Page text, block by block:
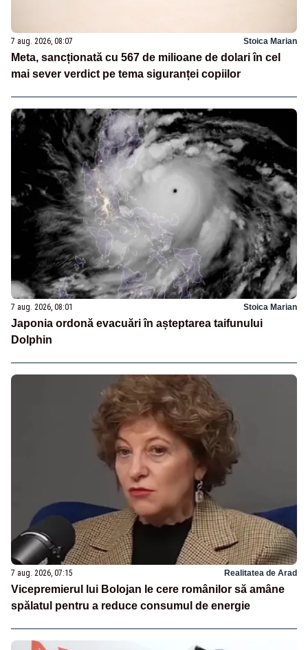
7 aug. 2026, 08:07 Stoica Marian
Meta, sancționată cu 567 de milioane de dolari în cel
mai sever verdict pe tema siguranței copiilor
7 aug. 2026, 08:01 Stoica Marian
Japonia ordonă evacuări în așteptarea taifunului
Dolphin
7 aug. 2026, 07:15 Realitatea de Arad
Vicepremierul lui Bolojan le cere românilor să amâne
spălatul pentru a reduce consumul de energie